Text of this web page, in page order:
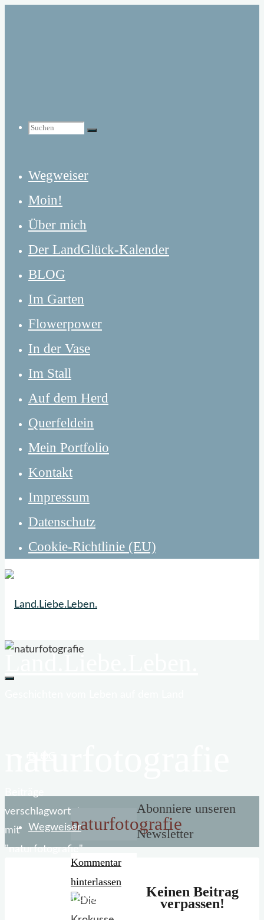
Suchen
Suchen
nach:
Suchen
Wegweiser
Moin!
Über mich
Der LandGlück-Kalender
BLOG
Im Garten
Flowerpower
In der Vase
Im Stall
Auf dem Herd
Querfeldein
Mein Portfolio
Kontakt
Impressum
Datenschutz
Cookie-Richtlinie (EU)
Land.Liebe.Leben.
Wegweiser
Mein Portfolio
verschlagwortet
mit
"naturfotografie"
naturfotografie
Kommentar
hinterlassen
Abonniere unseren
Newsletter
Keinen Beitrag
verpassen!